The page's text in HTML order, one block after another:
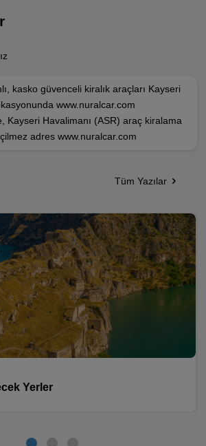
kasko güvenceli kiralık araçları Kayseri
www.nuralcar.com
Kayseri Havalimanı (ASR) araç kiralama
adres www.nuralcar.com
Tüm Yazılar
Yerler